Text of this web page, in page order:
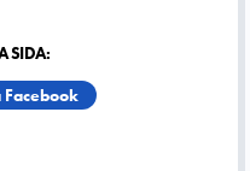
SIDA:
Facebook